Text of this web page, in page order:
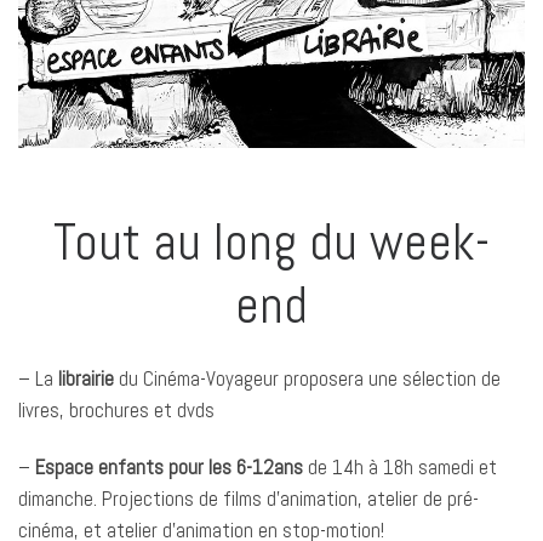
Tout au long du week-
end
– La librairie du Cinéma-Voyageur proposera une sélection de
livres, brochures et dvds
– Espace enfants pour les 6-12ans de 14h à 18h samedi et
dimanche. Projections de films d’animation, atelier de pré-
cinéma, et atelier d’animation en stop-motion!